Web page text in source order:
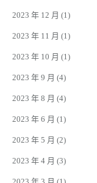
2023 年 12 月 (1)
2023 年 11 月 (1)
2023 年 10 月 (1)
2023 年 9 月 (4)
2023 年 8 月 (4)
2023 年 6 月 (1)
2023 年 5 月 (2)
2023 年 4 月 (3)